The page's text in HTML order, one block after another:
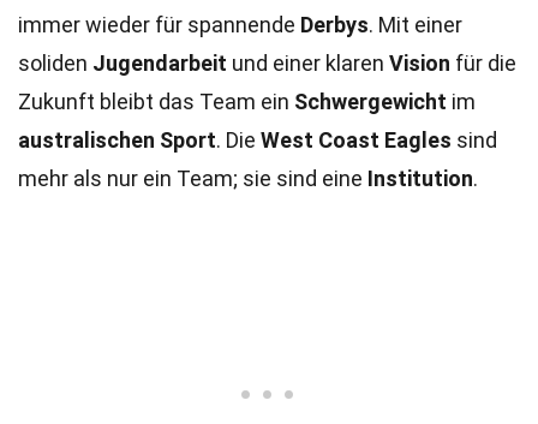
immer wieder für spannende Derbys. Mit einer
soliden Jugendarbeit und einer klaren Vision für die
Zukunft bleibt das Team ein Schwergewicht im
australischen Sport. Die West Coast Eagles sind
mehr als nur ein Team; sie sind eine Institution.